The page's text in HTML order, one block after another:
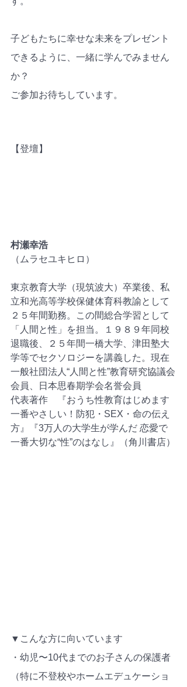
子どもたちに幸せな未来をプレゼント
できるように、一緒に学んでみません
か？
ご参加お待ちしています。
【登壇】
村瀬幸浩
（ムラセユキヒロ）
東京教育大学（現筑波大）卒業後、私
立和光高等学校保健体育科教諭として
２５年間勤務。この間総合学習として
「人間と性」を担当。１９８９年同校
退職後、２５年間一橋大学、津田塾大
学等でセクソロジーを講義した。現在
一般社団法人“人間と性”教育研究協議会
会員、日本思春期学会名誉会員
代表著作　『おうち性教育はじめます
一番やさしい！防犯・SEX・命の伝え
方』『3万人の大学生が学んだ 恋愛で
一番大切な“性”のはなし』（角川書店）
▼こんな方に向いています
・幼児〜10代までのお子さんの保護者
（特に不登校やホームエデュケーショ